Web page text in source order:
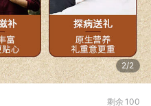
2/2
剩余 100